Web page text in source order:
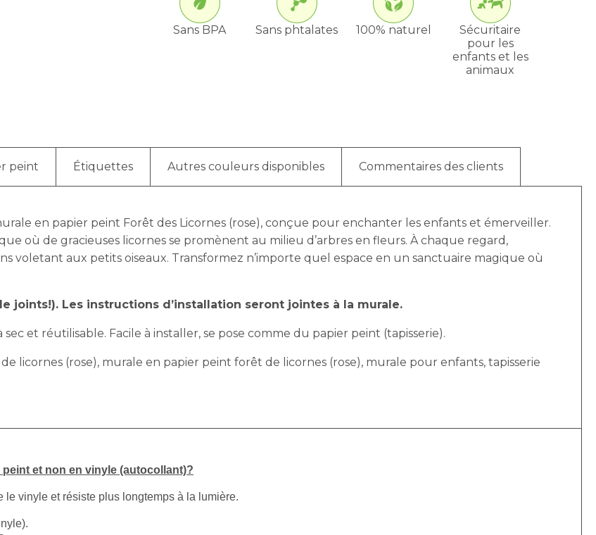
Sans BPA Sans phtalates 100% naturel
Sécuritaire
pour les
enfants et les
animaux
peint Étiquettes Autres couleurs disponibles Commentaires des clients
en papier peint Forêt des Licornes (rose), conçue pour enchanter les enfants et émerveiller.
où de gracieuses licornes se promènent au milieu d’arbres en fleurs. À chaque regard,
voletant aux petits oiseaux. Transformez n’importe quel espace en un sanctuaire magique où
joints!). Les instructions d’installation seront jointes à la murale.
et réutilisable. Facile à installer, se pose comme du papier peint (tapisserie).
licornes (rose), murale en papier peint forêt de licornes (rose), murale pour enfants, tapisserie
et non en vinyle (autocollant)?
vinyle et résiste plus longtemps à la lumière.